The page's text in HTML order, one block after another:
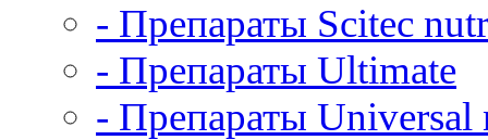
- Препараты Scitec
- Препараты Ultimate
- Препараты